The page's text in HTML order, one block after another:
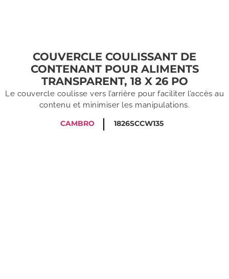
COUVERCLE COULISSANT DE
CONTENANT POUR ALIMENTS
TRANSPARENT, 18 X 26 PO
Le couvercle coulisse vers l’arrière pour faciliter l’accès au
contenu et minimiser les manipulations.
CAMBRO
1826SCCW135